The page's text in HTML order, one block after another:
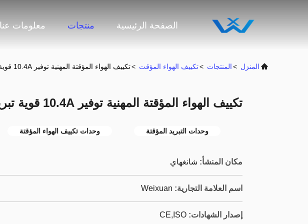
الصفحة الرئيسية منتجات معلومات عنا
المنزل >المنتجات >تكييف الهواء المؤقت >تكييف الهواء المؤقتة المهنية توفير 10.4A قوية تبريد الهواء
تكييف الهواء المؤقتة المهنية توفير 10.4A قوية تبريد الهواء
وحدات التبريد المؤقتة وحدات تكييف الهواء المؤقتة
مكان المنشأ: شانغهاي
اسم العلامة التجارية: Weixuan
إصدار الشهادات: CE,ISO